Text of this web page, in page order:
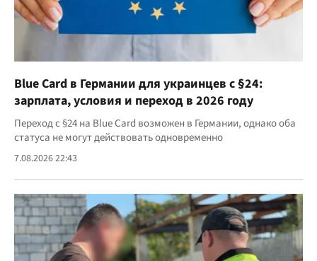
Blue Card в Германии для украинцев с §24:
зарплата, условия и переход в 2026 году
Переход с §24 на Blue Card возможен в Германии, однако оба
статуса не могут действовать одновременно
7.08.2026 22:43